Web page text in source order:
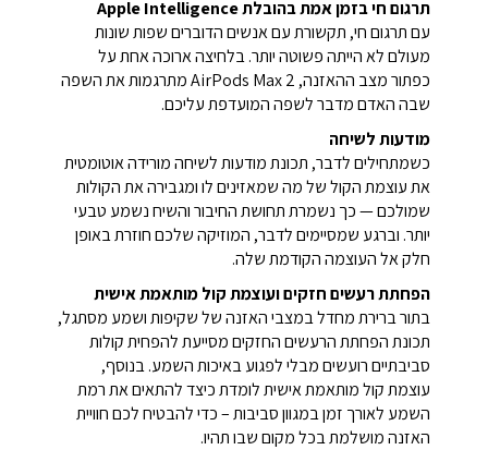
תרגום חי בזמן אמת בהובלת Apple Intelligence
עם תרגום חי, תקשורת עם אנשים הדוברים שפות שונות
מעולם לא הייתה פשוטה יותר. בלחיצה ארוכה אחת על
כפתור מצב ההאזנה, AirPods Max 2 מתרגמות את השפה
שבה האדם מדבר לשפה המועדפת עליכם.
מודעות לשיחה
כשמתחילים לדבר, תכונת מודעות לשיחה מורידה אוטומטית
את עוצמת הקול של מה שמאזינים לו ומגבירה את הקולות
שמולכם — כך נשמרת תחושת החיבור והשיח נשמע טבעי
יותר. וברגע שמסיימים לדבר, המוזיקה שלכם חוזרת באופן
חלק אל העוצמה הקודמת שלה.
הפחתת רעשים חזקים ועוצמת קול מותאמת אישית
בתור ברירת מחדל במצבי האזנה של שקיפות ושמע מסתגל,
תכונת הפחתת הרעשים החזקים מסייעת להפחית קולות
סביבתיים רועשים מבלי לפגוע באיכות השמע. בנוסף,
עוצמת קול מותאמת אישית לומדת כיצד להתאים את רמת
השמע לאורך זמן במגוון סביבות – כדי להבטיח לכם חוויית
האזנה מושלמת בכל מקום שבו תהיו.